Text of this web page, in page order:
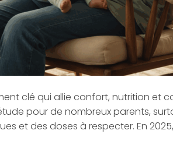
clé qui allie confort, nutrition et
pour de nombreux parents,
et des doses à respecter. En